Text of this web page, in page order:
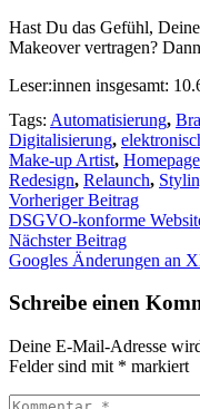
Hast Du das Gefühl,
Make­over ver­tra­gen?
Leser:innen ins­ge­samt:
Tags: Automatisierung,
Digitalisierung,
Make-up Artist, Homepage
Redesign, Relaunch,
Vorheriger Beitrag
DSGVO-kon­for­me
Nächster Beitrag
Goo­gles Ände­run­gen an
Schreibe einen
Deine E-Mail-Adresse
Felder sind mit * markiert